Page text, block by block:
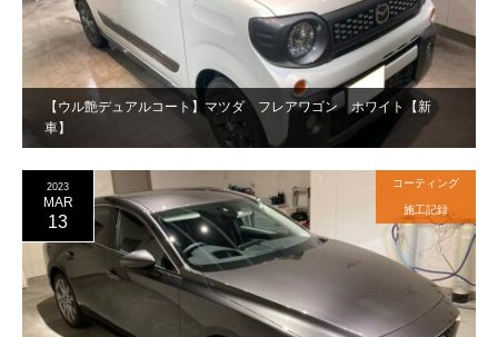
【ウル艶デュアルコート】マツダ フレアワゴン ホワイト【新
車】
2023
MAR
13
コーティング
施工記録